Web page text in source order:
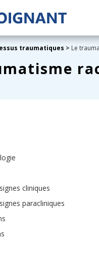
traumatiques > Le
cliniques
paracliniques